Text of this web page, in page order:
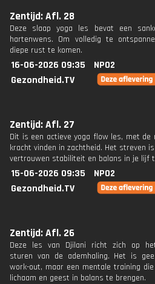
Zentijd: Afl. 28
Deze slaap yoga les bevat een
hartenwens. Om volledig te
diepe rust te komen.
16-06-2026 09:35
NPO2
Gezondheid.TV
Zentijd: Afl. 27
Dit is een actieve yoga flow les, met de
kracht vinden in zachtheid. Het streven
vertrouwen stabiliteit en balans in je lijf
15-06-2026 09:35
NPO2
Gezondheid.TV
Zentijd: Afl. 26
Deze les van Djilani richt zich op
sturen van de ademhaling. Het is
work-out, maar een mentale training
lichaam en geest in balans te brengen.